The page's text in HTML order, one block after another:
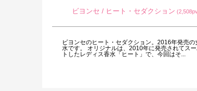
ビヨンセ / ヒート・セダクション
ビヨンセのヒート・セダクション。2016年発売の
水です。 オリジナルは、2010年に発売されてス
トしたレディス香水「ヒート」で、今回はそ...